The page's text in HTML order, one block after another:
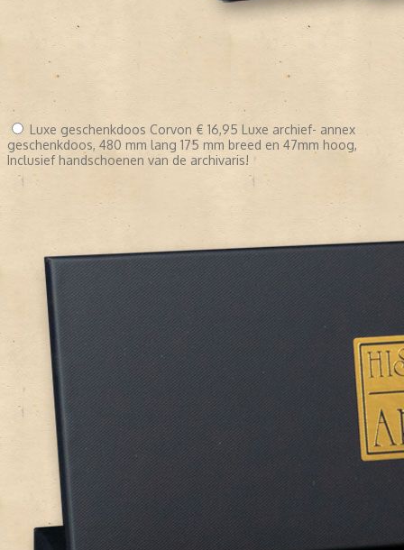
Luxe geschenkdoos Corvon € 16,95 Luxe archief- annex
geschenkdoos, 480 mm lang 175 mm breed en 47mm hoog,
Inclusief handschoenen van de archivaris!